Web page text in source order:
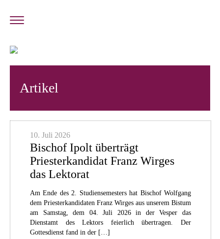
Artikel
10. Juli 2026
Bischof Ipolt überträgt
Priesterkandidat Franz Wirges
das Lektorat
Am Ende des 2. Studiensemesters hat Bischof Wolfgang
dem Priesterkandidaten Franz Wirges aus unserem Bistum
am Samstag, dem 04. Juli 2026 in der Vesper das
Dienstamt des Lektors feierlich übertragen. Der
Gottesdienst fand in der […]